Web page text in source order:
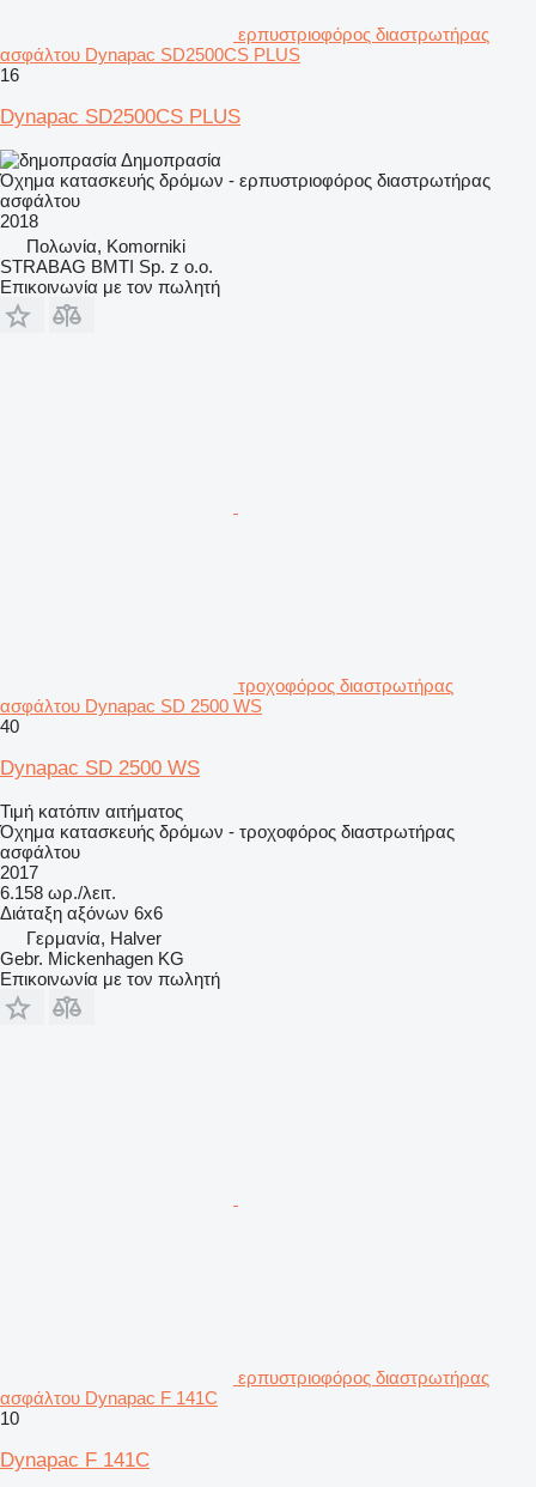
ερπυστριοφόρος διαστρωτήρας
ασφάλτου Dynapac SD2500CS PLUS
16
Dynapac SD2500CS PLUS
Δημοπρασία
Όχημα κατασκευής δρόμων - ερπυστριοφόρος διαστρωτήρας
ασφάλτου
2018
Πολωνία, Komorniki
STRABAG BMTI Sp. z o.o.
Επικοινωνία με τον πωλητή
τροχοφόρος διαστρωτήρας
ασφάλτου Dynapac SD 2500 WS
40
Dynapac SD 2500 WS
Τιμή κατόπιν αιτήματος
Όχημα κατασκευής δρόμων - τροχοφόρος διαστρωτήρας
ασφάλτου
2017
6.158 ωρ./λειτ.
Διάταξη αξόνων 6x6
Γερμανία, Halver
Gebr. Mickenhagen KG
Επικοινωνία με τον πωλητή
ερπυστριοφόρος διαστρωτήρας
ασφάλτου Dynapac F 141C
10
Dynapac F 141C